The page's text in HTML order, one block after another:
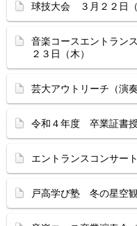
球技大会 ３月２２日（
音楽コースエントラン
２３日（木）
芸大アウトリーチ（演
令和４年度 卒業証書
エントランスコンサー
戸高学び塾 冬の星空